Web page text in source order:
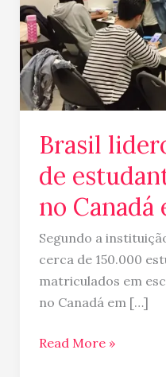
Brasil
de
no Canadá
Segundo a
cerca de 150.000
matriculados em
no Canadá em […]
de
inglês
no
Canadá
em
Read More »